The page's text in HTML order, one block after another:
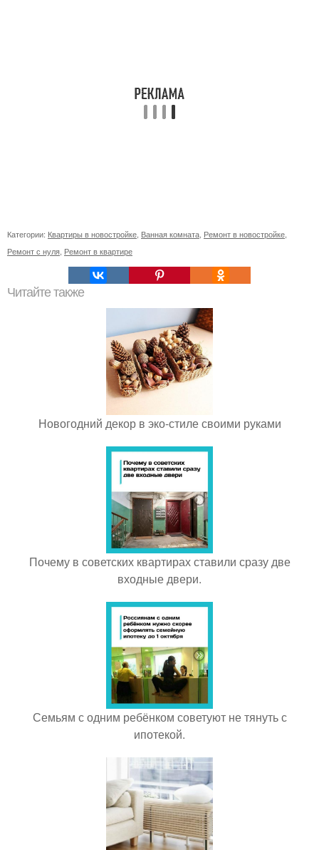
Категории: Квартиры в новостройке Ванная комната Ремонт в новостройке
Ремонт с нуля Ремонт в квартире
Читайте также
Новогодний декор в эко-стиле своими руками
Почему в советских квартирах ставили сразу две
входные двери.
Семьям с одним ребёнком советуют не тянуть с
ипотекой.